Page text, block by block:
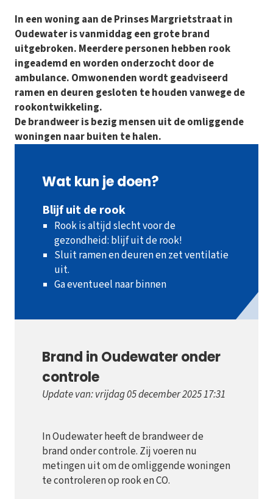
In een woning aan de Prinses Margrietstraat in
Oudewater is vanmiddag een grote brand
uitgebroken. Meerdere personen hebben rook
ingeademd en worden onderzocht door de
ambulance. Omwonenden wordt geadviseerd
ramen en deuren gesloten te houden vanwege de
rookontwikkeling.
De brandweer is bezig mensen uit de omliggende
woningen naar buiten te halen.
Wat kun je doen?
Blijf uit de rook
Rook is altijd slecht voor de
gezondheid: blijf uit de rook!
Sluit ramen en deuren en zet ventilatie
uit.
Ga eventueel naar binnen
Brand in Oudewater onder
controle
Update van: vrijdag 05 december 2025 17:31
In Oudewater heeft de brandweer de
brand onder controle. Zij voeren nu
metingen uit om de omliggende woningen
te controleren op rook en CO.